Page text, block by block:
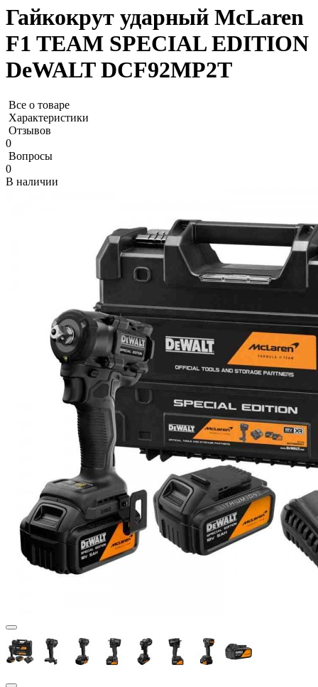
Гайкокрут ударный McLaren
F1 TEAM SPECIAL EDITION
DeWALT DCF92MP2T
Все о товаре
Характеристики
Отзывов
0
Вопросы
0
В наличии